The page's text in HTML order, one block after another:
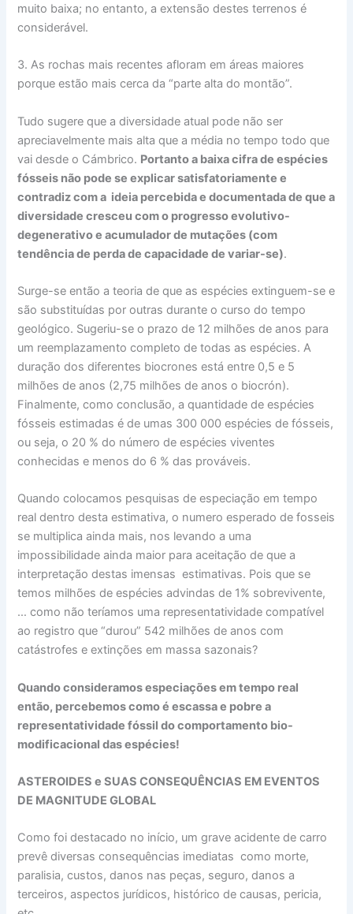
muito baixa; no entanto, a extensão destes terrenos é
considerável.
3. As rochas mais recentes afloram em áreas maiores
porque estão mais cerca da “parte alta do montão”.
Tudo sugere que a diversidade atual pode não ser
apreciavelmente mais alta que a média no tempo todo que
vai desde o Cámbrico. Portanto a baixa cifra de espécies
fósseis não pode se explicar satisfatoriamente e
contradiz com a ideia percebida e documentada de que a
diversidade cresceu com o progresso evolutivo-
degenerativo e acumulador de mutações (com
tendência de perda de capacidade de variar-se).
Surge-se então a teoria de que as espécies extinguem-se e
são substituídas por outras durante o curso do tempo
geológico. Sugeriu-se o prazo de 12 milhões de anos para
um reemplazamento completo de todas as espécies. A
duração dos diferentes biocrones está entre 0,5 e 5
milhões de anos (2,75 milhões de anos o biocrón).
Finalmente, como conclusão, a quantidade de espécies
fósseis estimadas é de umas 300 000 espécies de fósseis,
ou seja, o 20 % do número de espécies viventes
conhecidas e menos do 6 % das prováveis.
Quando colocamos pesquisas de especiação em tempo
real dentro desta estimativa, o numero esperado de fosseis
se multiplica ainda mais, nos levando a uma
impossibilidade ainda maior para aceitação de que a
interpretação destas imensas estimativas. Pois que se
temos milhões de espécies advindas de 1% sobrevivente,
… como não teríamos uma representatividade compatível
ao registro que “durou” 542 milhões de anos com
catástrofes e extinções em massa sazonais?
Quando consideramos especiações em tempo real
então, percebemos como é escassa e pobre a
representatividade fóssil do comportamento bio-
modificacional das espécies!
ASTEROIDES e SUAS CONSEQUÊNCIAS EM EVENTOS
DE MAGNITUDE GLOBAL
Como foi destacado no início, um grave acidente de carro
prevê diversas consequências imediatas como morte,
paralisia, custos, danos nas peças, seguro, danos a
terceiros, aspectos jurídicos, histórico de causas, pericia,